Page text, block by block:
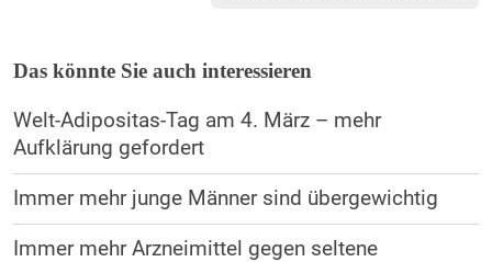
Das könnte Sie auch interessieren
Welt-Adipositas-Tag am 4. März – mehr
Aufklärung gefordert
Immer mehr junge Männer sind übergewichtig
Immer mehr Arzneimittel gegen seltene